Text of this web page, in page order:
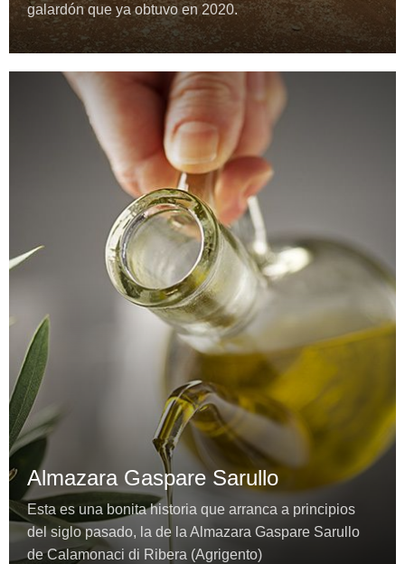
galardón que ya obtuvo en 2020.
Almazara Gaspare Sarullo
Esta es una bonita historia que arranca a principios
del siglo pasado, la de la Almazara Gaspare Sarullo
de Calamonaci di Ribera (Agrigento)